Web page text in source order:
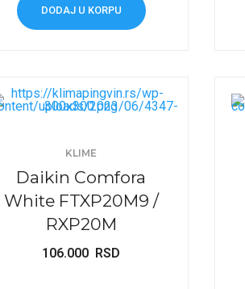
DODAJ U KORPU
KLIME
Daikin Comfora
White FTXP20M9 /
RXP20M
106.000 RSD